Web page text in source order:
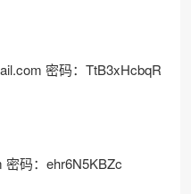
密码：TtB3xHcbqR
密码：ehr6N5KBZc